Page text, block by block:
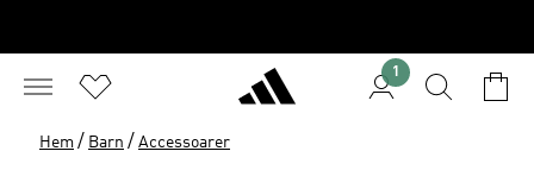
1
Hem / Barn / Accessoarer